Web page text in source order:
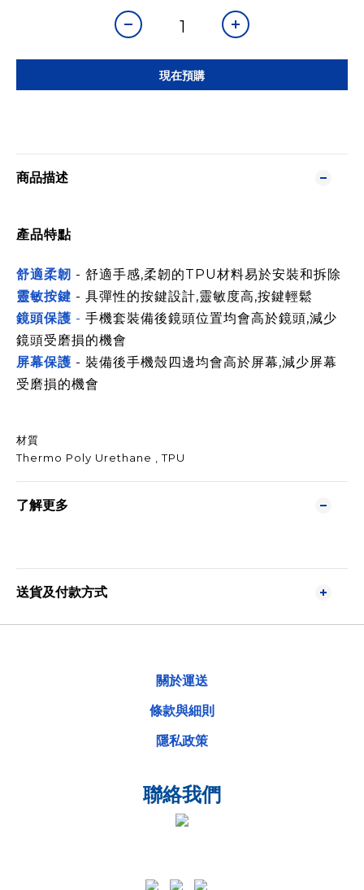
現在預購
商品描述
產品特點
舒適柔韌 - 舒適手感,柔韌的TPU材料易於安裝和拆除
靈敏按鍵 - 具彈性的按鍵設計,靈敏度高,按鍵輕鬆
鏡頭保護 - 手機套裝備後鏡頭位置均會高於鏡頭,減少
鏡頭受磨損的機會
屏幕保護 - 裝備後手機殼四邊均會高於屏幕,減少屏幕
受磨損的機會
材質
Thermo Poly Urethane , TPU
了解更多
送貨及付款方式
關於運送
條款與細則
隱私政策
聯絡我們